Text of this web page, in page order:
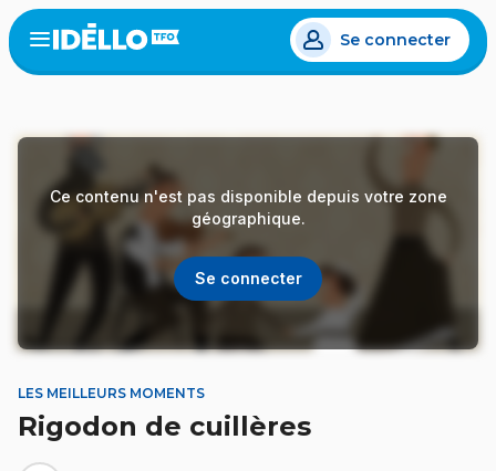
Aller
au
contenu
Open
menu
Se connecter
Ce contenu n'est pas disponible depuis votre zone
géographique.
Se connecter
LES MEILLEURS MOMENTS
Rigodon de cuillères